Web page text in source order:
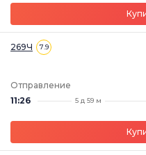
269Ч 7.9
Отправление
11:26
5 д 59 м